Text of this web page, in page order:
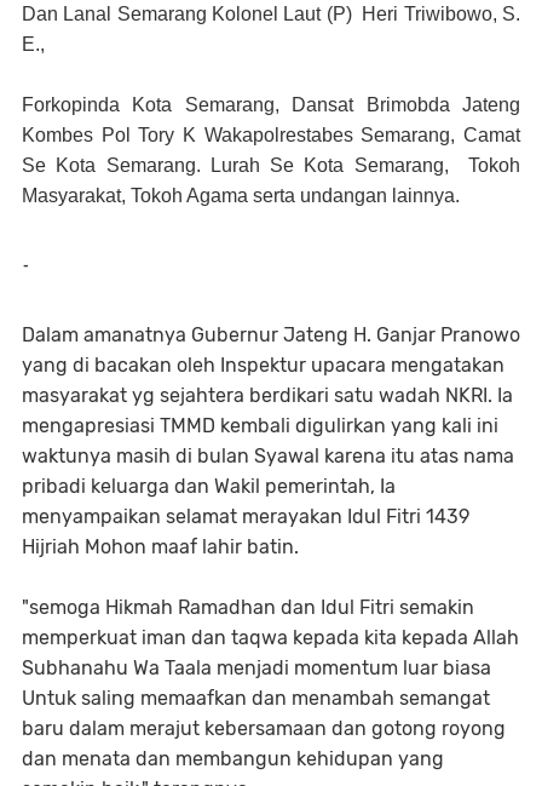
Dan Lanal Semarang Kolonel Laut (P) Heri Triwibowo, S.
E.,
Forkopinda Kota Semarang, Dansat Brimobda Jateng
Kombes Pol Tory K Wakapolrestabes Semarang, Camat
Se Kota Semarang. Lurah Se Kota Semarang, Tokoh
Masyarakat, Tokoh Agama serta undangan lainnya.
-
Dalam amanatnya Gubernur Jateng H. Ganjar Pranowo
yang di bacakan oleh Inspektur upacara mengatakan
masyarakat yg sejahtera berdikari satu wadah NKRI. Ia
mengapresiasi TMMD kembali digulirkan yang kali ini
waktunya masih di bulan Syawal karena itu atas nama
pribadi keluarga dan Wakil pemerintah, Ia
menyampaikan selamat merayakan Idul Fitri 1439
Hijriah Mohon maaf lahir batin.
"semoga Hikmah Ramadhan dan Idul Fitri semakin
memperkuat iman dan taqwa kepada kita kepada Allah
Subhanahu Wa Taala menjadi momentum luar biasa
Untuk saling memaafkan dan menambah semangat
baru dalam merajut kebersamaan dan gotong royong
dan menata dan membangun kehidupan yang